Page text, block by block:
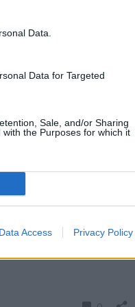
Data.
Data for Targeted
Sale, and/or Sharing
the Purposes for which it
Data Access Privacy Policy
sono avvicinate». Un
chemioterapia o
sono tante e i